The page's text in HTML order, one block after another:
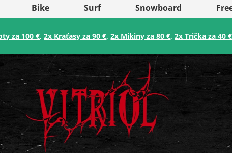
(Nederlands)
Belgique (Français)
Danmark
Bike Surf Snowboard
za 100 €,2x Kraťasy za 90 €,2x Mikiny za 80 €,2x Trička za 40 €